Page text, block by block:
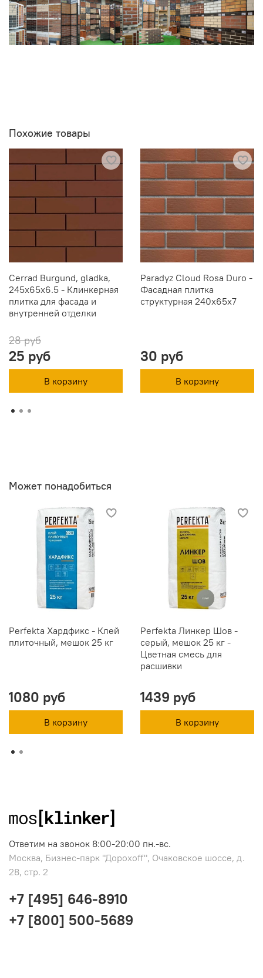
Похожие товары
Cerrad Burgund, gladka,
245x65x6.5 - Клинкерная
плитка для фасада и
внутренней отделки
28 руб
25 руб
В корзину
Paradyz Cloud Rosa Duro -
Фасадная плитка
структурная 240x65x7
30 руб
В корзину
Может понадобиться
Perfekta Хардфикс - Клей
плиточный, мешок 25 кг
1080 руб
В корзину
Perfekta Линкер Шов -
серый, мешок 25 кг -
Цветная смесь для
расшивки
1439 руб
В корзину
Ответим на звонок 8:00-20:00 пн.-вс.
Москва, Бизнес-парк "Дорохоff", Очаковское шоссе, д.
28, стр. 2
+7 [495] 646-8910
+7 [800] 500-5689